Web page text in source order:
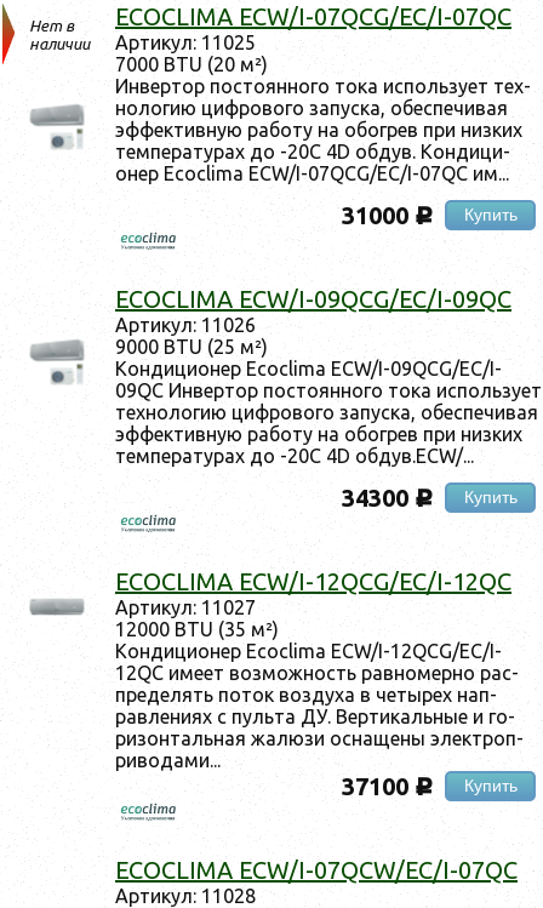
Нет в
наличии
ECOCLIMA ECW/I-07QCG/EC/I-07QC
Ар­ти­кул: 11025
7000 BTU (20 м²)
Ин­вертор пос­то­ян­но­го то­ка ис­поль­зу­ет тех­
но­логию циф­ро­вого за­пус­ка, обес­пе­чивая
эф­фектив­ную ра­боту на обог­рев при низ­ких
тем­пе­рату­рах до -20С 4D об­дув. Кон­ди­ци­
онер Ecoclima ECW/I-07QCG/EC/I-07QC им...
31000 c Купить
ECOCLIMA ECW/I-09QCG/EC/I-09QC
Ар­ти­кул: 11026
9000 BTU (25 м²)
Кон­ди­ци­онер Ecoclima ECW/I-09QCG/EC/I-
09QC Ин­вертор пос­то­ян­но­го то­ка ис­поль­зу­ет
тех­но­логию циф­ро­вого за­пус­ка, обес­пе­чивая
эф­фектив­ную ра­боту на обог­рев при низ­ких
тем­пе­рату­рах до -20С 4D об­дув.ECW/...
34300 c Купить
ECOCLIMA ECW/I-12QCG/EC/I-12QC
Ар­ти­кул: 11027
12000 BTU (35 м²)
Кон­ди­ци­онер Ecoclima ECW/I-12QCG/EC/I-
12QC име­ет воз­можность рав­но­мер­но рас­
пре­делять по­ток воз­ду­ха в че­тырех нап­
равле­ни­ях с пуль­та ДУ. Вер­ти­каль­ные и го­
ризон­таль­ная жа­люзи ос­на­щены элек­троп­
ри­вода­ми...
37100 c Купить
ECOCLIMA ECW/I-07QCW/EC/I-07QC
Ар­ти­кул: 11028